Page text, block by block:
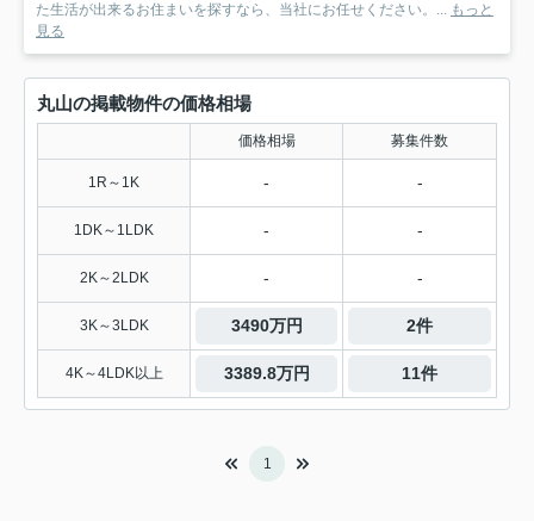
た生活が出来るお住まいを探すなら、当社にお任せください。... もっと
見る
丸山の掲載物件の価格相場
価格相場 募集件数
1R～1K - -
1DK～1LDK - -
2K～2LDK - -
3K～3LDK 3490万円 2件
4K～4LDK以上 3389.8万円 11件
1